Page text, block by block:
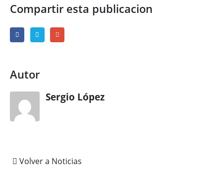
Compartir esta publicacion
Autor
Sergio López
Volver a Noticias